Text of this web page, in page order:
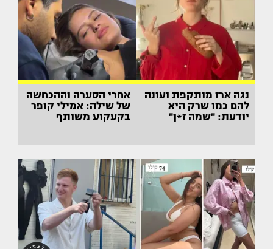
נגה ארז מותקפת ועונה
להם כמו שרק היא
יודעת: "שמה ז*ן"
אחרי הסערה וההכחשה
של שילה: אמילי קופר
בקעקוע משותף